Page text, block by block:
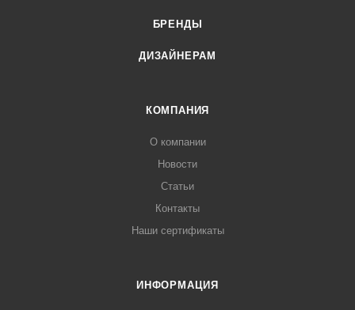
БРЕНДЫ
ДИЗАЙНЕРАМ
КОМПАНИЯ
О компании
Новости
Статьи
Контакты
Наши сертификаты
ИНФОРМАЦИЯ